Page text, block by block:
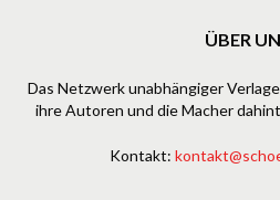
ÜBER
Das Netzwerk unabhängiger
ihre Autoren und die Macher
Kontakt: